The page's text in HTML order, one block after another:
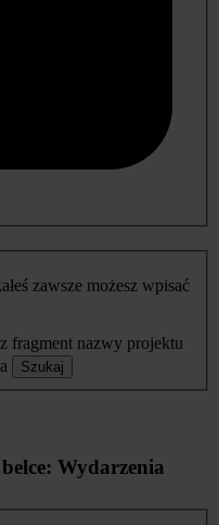
zawsze możesz wpisać
fragment nazwy projektu
Szukaj
Wydarzenia